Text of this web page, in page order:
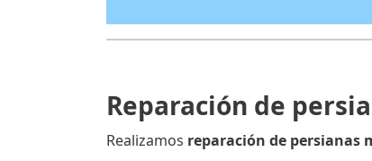
Reparación de
Realizamos reparación de persianas